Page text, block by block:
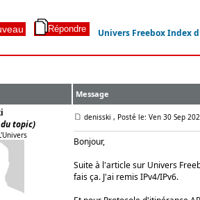
Univers Freebox Index
Message
topic)
denisski , Posté le: Ven 30 Sep
Bonjour,
Suite à l'article sur Univers
fais ça. J'ai remis IPv4/IPv6.